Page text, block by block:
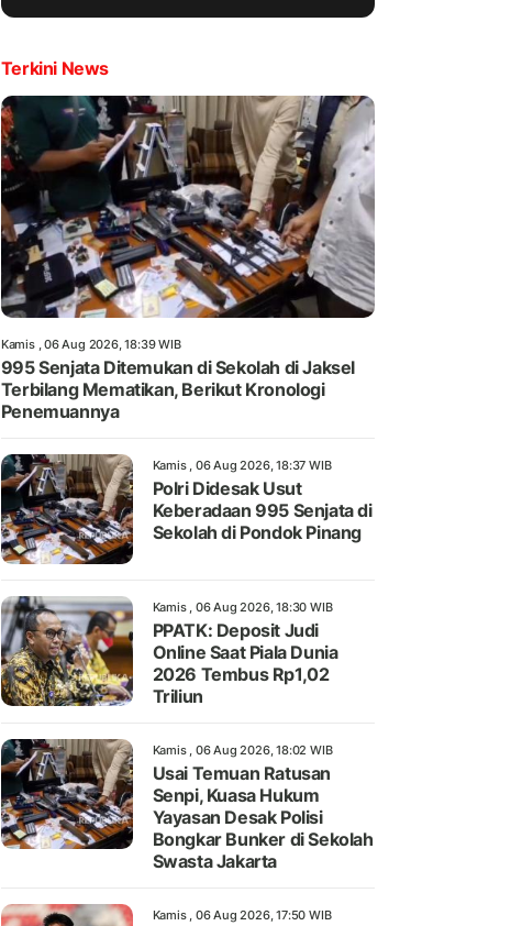
Terkini News
Kamis , 06 Aug 2026, 18:39 WIB
995 Senjata Ditemukan di Sekolah di Jaksel
Terbilang Mematikan, Berikut Kronologi
Penemuannya
Kamis , 06 Aug 2026, 18:37 WIB
Polri Didesak Usut
Keberadaan 995 Senjata di
Sekolah di Pondok Pinang
Kamis , 06 Aug 2026, 18:30 WIB
PPATK: Deposit Judi
Online Saat Piala Dunia
2026 Tembus Rp1,02
Triliun
Kamis , 06 Aug 2026, 18:02 WIB
Usai Temuan Ratusan
Senpi, Kuasa Hukum
Yayasan Desak Polisi
Bongkar Bunker di Sekolah
Swasta Jakarta
Kamis , 06 Aug 2026, 17:50 WIB